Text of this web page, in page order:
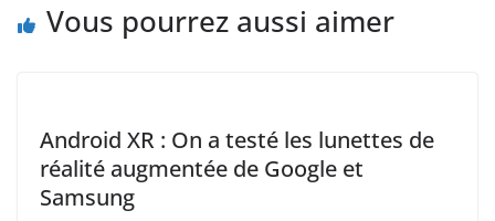
Vous pourrez aussi aimer
Android XR : On a testé les lunettes de
réalité augmentée de Google et
Samsung